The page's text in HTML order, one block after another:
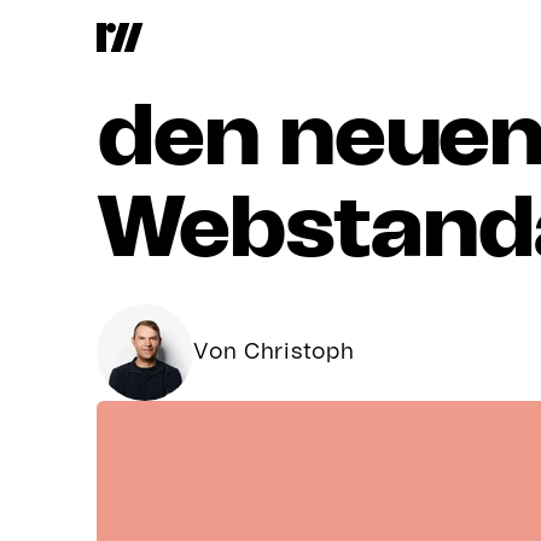
HTTP/2
den
Von Christoph